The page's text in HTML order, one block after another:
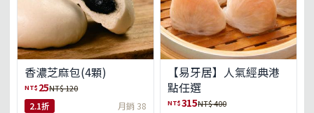
香濃芝麻包(4顆)
NT$ 25NT$ 120
2.1折 月銷 38
【易牙居】人氣經典港
點任選
NT$315NT$ 400